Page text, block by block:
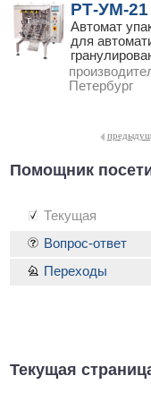
РТ-УМ-21
Автомат
для
Петербург
Помощник
Текущая
Текущая
Вопрос-ответ
Переходы